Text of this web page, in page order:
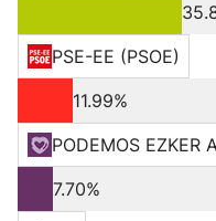
PSE-EE (PSOE)
11.99%
PODEMOS EZKER
7.70%